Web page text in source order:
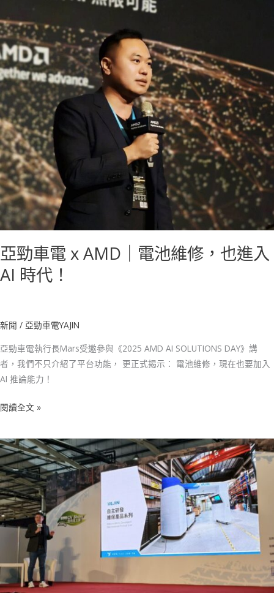
亞勁車電 x AMD｜電池維修，也進入
AI 時代！
新聞 / 亞勁車電YAJIN
亞勁車電執行長Mars受邀參與《2025 AMD AI SOLUTIONS DAY》講
者，我們不只介紹了平台功能， 更正式揭示： 電池維修，現在也要加入
AI 推論能力！
x
AMD
｜
電
池
維
修，
也
進
入
AI
時
代！
閱讀全文 »
亞
勁
車
電
受
邀
2025
商